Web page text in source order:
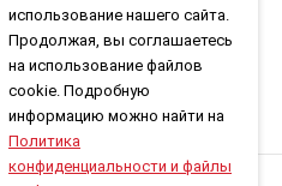
использование нашего сайта.
Продолжая, вы соглашаетесь
на использование файлов
cookie. Подробную
информацию можно найти на
Политика
конфиденциальности и файлы